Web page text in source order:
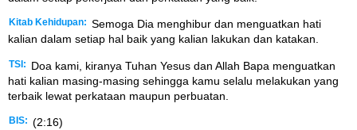
Kitab Kehidupan: Semoga Dia menghibur dan menguatkan hati
kalian dalam setiap hal baik yang kalian lakukan dan katakan.
TSI:
Doa kami, kiranya Tuhan Yesus dan Allah Bapa menguatkan
hati kalian masing-masing sehingga kamu selalu melakukan yang
terbaik lewat perkataan maupun perbuatan.
BIS: (2:16)